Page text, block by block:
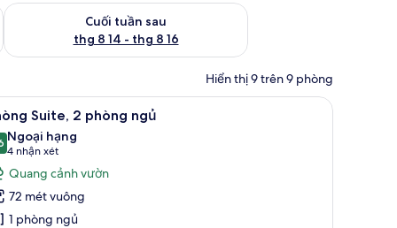
thg 8 7 - thg 8 9
Cuối tuần sau
thg 8 14 - thg 8 16
Kiểm tra lượng phòng cuối tuần tới từ thg 8 14 - thg 8 16
Hiển thị 9 trên 9 phòng
quang cảnh vườn (Balcony) | Bộ đồ giường cao cấp, chăn bông, nệm
Phòng Suite, 2 phòng ngủ | Bộ đồ giường
13 Suite, 2 phòng ngủ
trên 10
Ngoại hạng
4 nhận xét
(4
nhận
xét)
Quang cảnh vườn
72 mét vuông
1 phòng ngủ